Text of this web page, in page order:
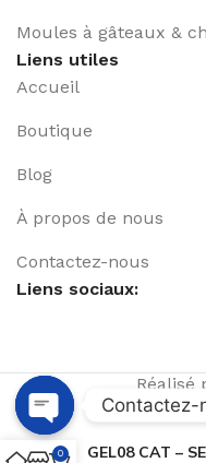
Moules à gâteaux &
Liens utiles
Accueil
Boutique
Blog
À propos de nous
Contactez-nous
Liens sociaux:
Réalisé
GEL08 CAT –
0
Contactez-
Open